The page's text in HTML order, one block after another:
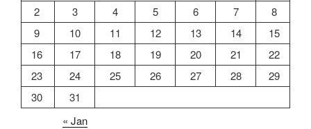
2
3 4 5 6 7
8
9
10 11 12 13 14
15
16
17 18 19 20 21
22
23
24 25 26 27 28
29
30
31
« Jan